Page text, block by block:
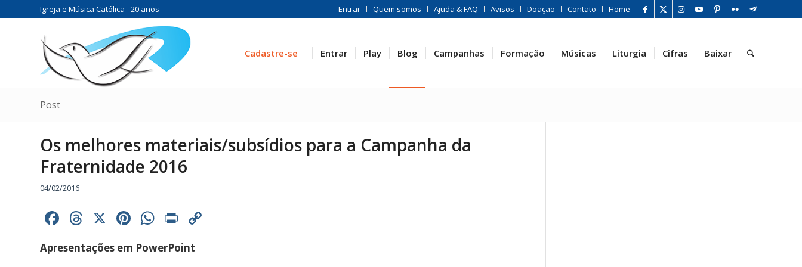
Entrar Quem somos Ajuda & FAQ Avisos Doação Contato Home
Igreja e Música Católica - 20 anos
Cadastre-se Entrar Play Blog Campanhas Formação Músicas Liturgia Cifras Baixar
Post
Os melhores materiais/subsídios para a Campanha da
Fraternidade 2016
04/02/2016
Facebook
Threads
X Pinterest
WhatsApp
Print
Apresentações em PowerPoint